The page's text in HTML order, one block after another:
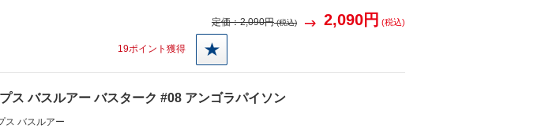
定価：2,090円(税込) 2,090円 (税込)
19ポイント獲得
ス バスルアー バスターク #08 アンゴラパイソン
ス バスルアー